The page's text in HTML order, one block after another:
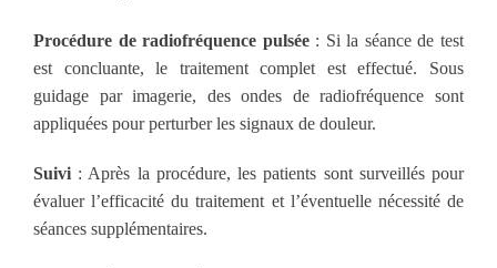
Procédure de radiofréquence pulsée : Si la séance de test
est concluante, le traitement complet est effectué. Sous
guidage par imagerie, des ondes de radiofréquence sont
appliquées pour perturber les signaux de douleur.
Suivi : Après la procédure, les patients sont surveillés pour
évaluer l’efficacité du traitement et l’éventuelle nécessité de
séances supplémentaires.